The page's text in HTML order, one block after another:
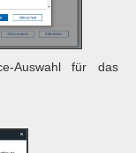
Auswahl für das